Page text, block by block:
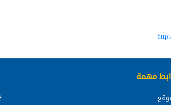
مهمة